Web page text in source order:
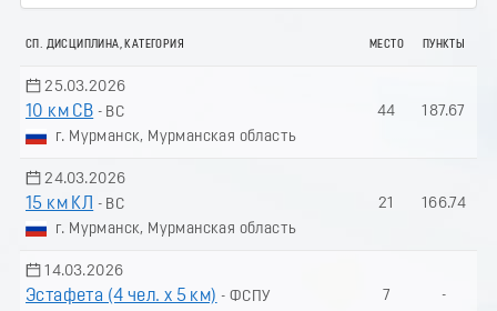
СП. ДИСЦИПЛИНА, КАТЕГОРИЯ МЕСТО ПУНКТЫ
25.03.2026
10 км СВ - ВС
г. Мурманск, Мурманская область
44 187.67
24.03.2026
15 км КЛ
- ВС
г. Мурманск, Мурманская область
21 166.74
14.03.2026
Эстафета (4 чел. х 5 км) - ФСПУ
7 -